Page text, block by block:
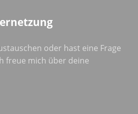
oder hast eine Frage
freue mich über deine